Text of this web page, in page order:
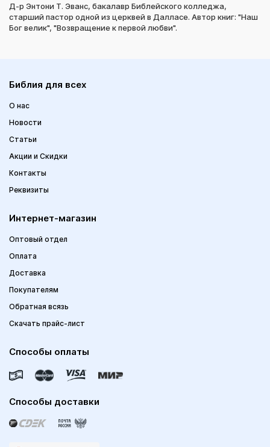
Д-р Энтони Т. Эванс, бакалавр Библейского колледжа,
старший пастор одной из церквей в Далласе. Автор книг: "Наш
Бог велик", "Возвращение к первой любви".
Библия для всех
О нас
Новости
Статьи
Акции и Скидки
Контакты
Реквизиты
Интернет-магазин
Оптовый отдел
Оплата
Доставка
Покупателям
Обратная всязь
Скачать прайс-лист
Способы оплаты
Способы доставки